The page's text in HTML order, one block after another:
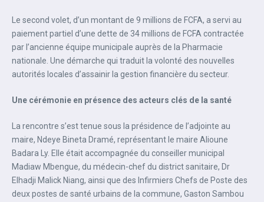
Le second volet, d’un montant de 9 millions de FCFA, a servi au
paiement partiel d’une dette de 34 millions de FCFA contractée
par l’ancienne équipe municipale auprès de la Pharmacie
nationale. Une démarche qui traduit la volonté des nouvelles
autorités locales d’assainir la gestion financière du secteur.
Une cérémonie en présence des acteurs clés de la santé
La rencontre s’est tenue sous la présidence de l’adjointe au
maire, Ndeye Bineta Dramé, représentant le maire Alioune
Badara Ly. Elle était accompagnée du conseiller municipal
Madiaw Mbengue, du médecin-chef du district sanitaire, Dr
Elhadji Malick Niang, ainsi que des Infirmiers Chefs de Poste des
deux postes de santé urbains de la commune, Gaston Sambou